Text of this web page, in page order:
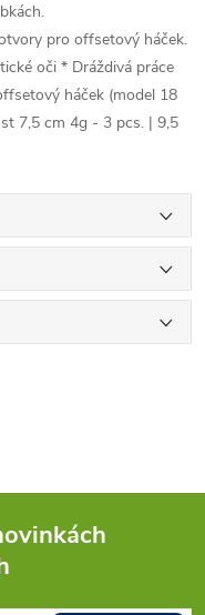
pro offsetový háček.
oči * Dráždivá práce
háček (model 18
7,5 cm 4g - 3 pcs. | 9,5